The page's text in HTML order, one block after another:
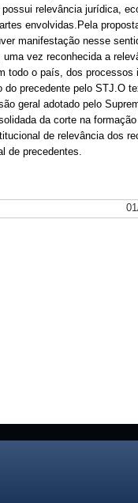
relevância jurídica,
envolvidas.Pela
manifestação nesse
vez reconhecida a
todo o país, dos processos
precedente pelo STJ.O
geral adotado pelo
da corte na
de relevância dos
de precedentes.